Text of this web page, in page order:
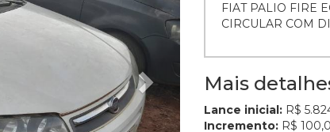
FIAT PALIO FIRE
CIRCULAR COM
Mais
Lance inicial: R$
Incremento: R$